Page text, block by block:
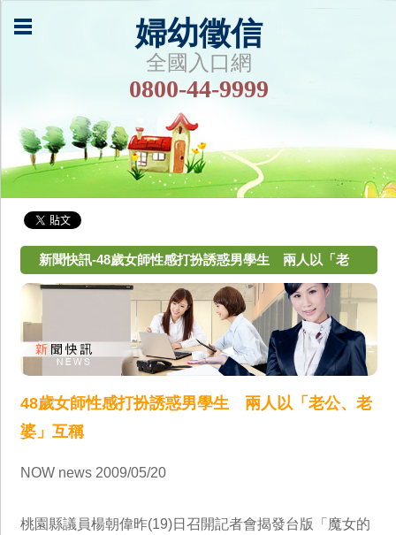
婦幼徵信
全國入口網
0800-44-9999
新聞快訊-48歲女師性感打扮誘惑男學生 兩人以「老
公、老婆」互稱
48歲女師性感打扮誘惑男學生 兩人以「老公、老
婆」互稱
NOW news 2009/05/20
桃園縣議員楊朝偉昨(19)日召開記者會揭發台版「魔女的